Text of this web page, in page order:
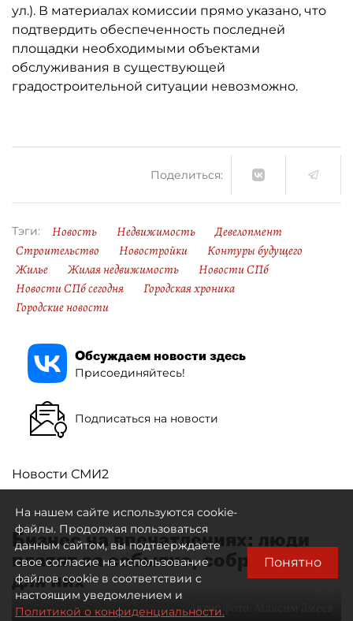
ул.). В материалах комиссии прямо указано, что
подтвердить обеспеченность последней
площадки необходимыми объектами
обслуживания в существующей
градостроительной ситуации невозможно.
Поделиться:
Тэги: Новость Недвижимость
Девелопмент
Строительство
Новостройки
Контуры будущего
Жилье
Жилая недвижимость
Новости СПб
Новости СПб сегодня
Городская хроника
Городские новости
Обсуждаем новости здесь
Присоединяйтесь!
Подписаться на новости
Новости СМИ2
Бизнес на впечатлениях: люди
платят за событие, собранное
для них
Автор фото:
На нашем сайте используются cookie-
файлы. Продолжая пользоваться
данным сайтом, вы подтверждаете
свое согласие на использование
файлов cookie в соответствии с
настоящим уведомлением и
Политикой о конфиденциальности.
Понятно